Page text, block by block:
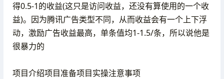
得0.5-1的收益(这只是访问收益，还没有算使用的一个收
益)。因为腾讯广告类型不同，从而收益会有一个上下浮
动，激励广告收益最高，单条值均1-1.5/条，所以说他是
很暴力的
项目介绍项目准备项目实操注意事项